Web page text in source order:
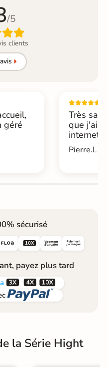
/5
clients
géré
Très
que j'ai
internet....
Pierre.L -
sécurisé
 
payez plus tard
 

la Série Hight